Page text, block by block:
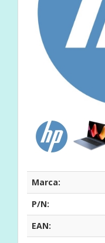
Marca:
P/N:
EAN: